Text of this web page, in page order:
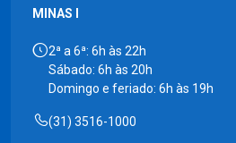
MINAS I
2ª a 6ª: 6h às 22h
Sábado: 6h às 20h
Domingo e feriado: 6h às 19h
(31) 3516-1000